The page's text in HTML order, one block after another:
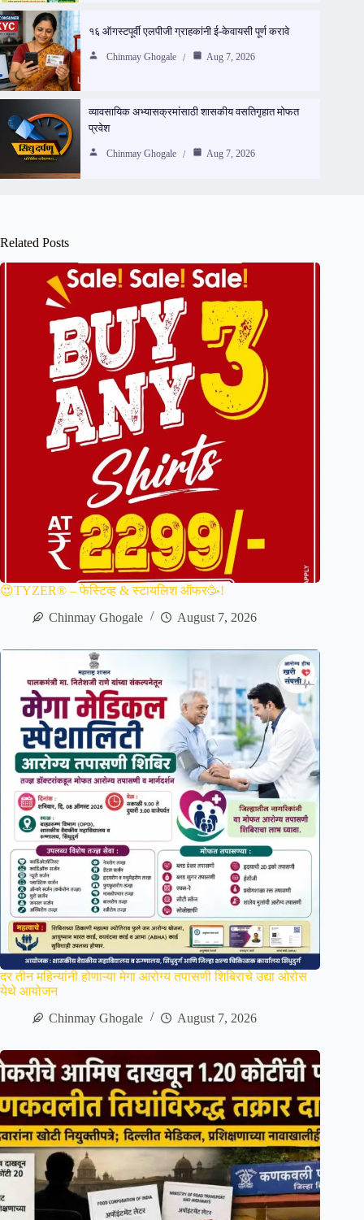
१६ ऑगस्टपूर्वी एलपीजी ग्राहकांनी ई-केवायसी पूर्ण करावे
Chinmay Ghogale Aug 7, 2026
व्यावसायिक अभ्यासक्रमांसाठी शासकीय वसतिगृहात मोफत
प्रवेश
Chinmay Ghogale Aug 7, 2026
Related Posts
😍TYZER® – फेस्टिव्ह & स्टायलिश ऑफर🥳!
Chinmay Ghogale
August 7, 2026
दर तीन महिन्यांनी होणाऱ्या मेगा आरोग्य तपासणी शिबिराचे उद्या ओरोस
येथे आयोजन
Chinmay Ghogale
August 7, 2026